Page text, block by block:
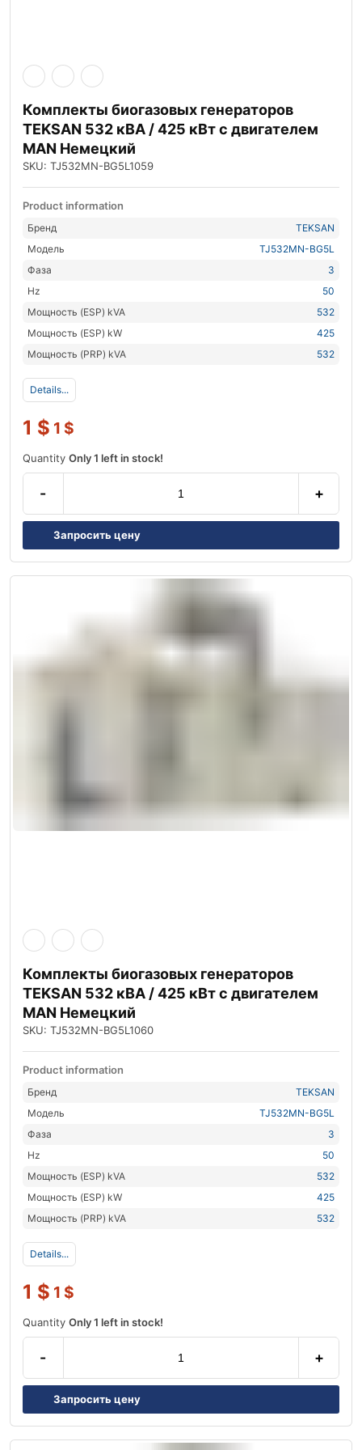
Комплекты биогазовых генераторов
TEKSAN 532 кВА / 425 кВт с двигателем
MAN Немецкий
SKU: TJ532MN-BG5L1059
Product information
Бренд
TEKSAN
Модель
TJ532MN-BG5L
Фаза
3
Hz
50
Мощность (ESP) kVA
532
Мощность (ESP) kW
425
Мощность (PRP) kVA
532
Details...
1 $ 1 $
Quantity Only 1 left in stock!
- +
Запросить цену
Комплекты биогазовых генераторов
TEKSAN 532 кВА / 425 кВт с двигателем
MAN Немецкий
SKU: TJ532MN-BG5L1060
Product information
Бренд
TEKSAN
Модель
TJ532MN-BG5L
Фаза
3
Hz
50
Мощность (ESP) kVA
532
Мощность (ESP) kW
425
Мощность (PRP) kVA
532
Details...
1 $ 1 $
Quantity Only 1 left in stock!
- +
Запросить цену